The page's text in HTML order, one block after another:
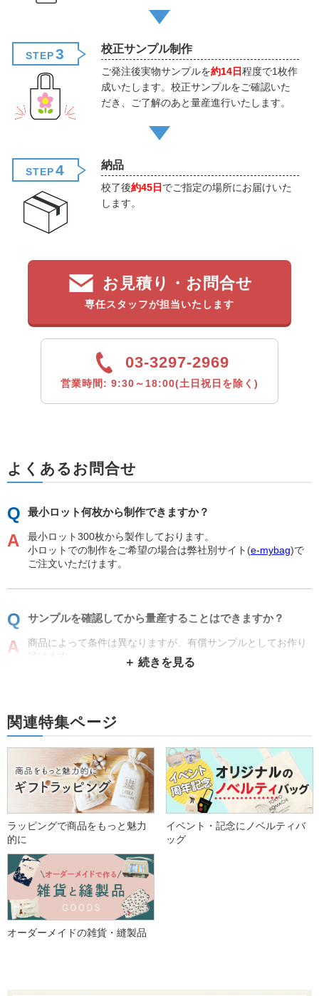
STEP3 校正サンプル制作
ご発注後実物サンプルを約14日程度で1枚作
成いたします。校正サンプルをご確認いた
だき、ご了解のあと量産進行いたします。
STEP4 納品
校了後約45日 でご指定の場所にお届けいた
します。
お見積り・お問合せ
専任スタッフが担当いたします
03-3297-2969
営業時間: 9:30～18:00(土日祝日を除く)
よくあるお問合せ
最小ロット何枚から制作できますか？
最小ロット300枚から製作しております。
小ロットでの制作をご希望の場合は弊社別サイト(e-mybag)で
ご注文いただけます。
サンプルを確認してから量産することはできますか？
商品によって条件は異なりますが、有償サンプルとしてお作り
頂けます。
バッグ現物ではなく印刷したイメージのみご確認されたい場合
コットンの生地色は何色ありますか？
100色以上取り揃えています。生地見本帳の中からご希望の生
地色をお選びください。
ブランドやキャンペーンイメージ、コーポレートカラーなどに
あわせたオリジナルのカラーコットンバッグをお作りいただけ
ます。
見積もりに必要な情報を教えてください。
ご希望の素材、サイズ、数量、印刷デザインをお分かりになる
範囲でお伝えください。
印刷データはinfo@cs-pro.net宛、もしくはお問合せ後の自動返
信メールに返信の形でご送付いただけます。
関連特集ページ
ラッピングで商品をもっと魅力
的に
イベント・記念にノベルティバ
ッグ
オーダーメイドの雑貨・縫製品